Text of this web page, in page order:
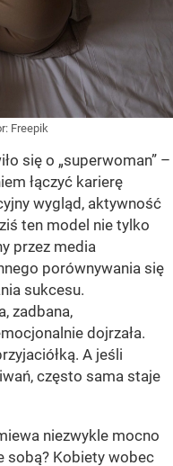
Freepik
się o „superwoman” –
łączyć karierę
wygląd, aktywność
ten model nie tylko
przez media
porównywania się
sukcesu.
zadbana,
dojrzała.
A jeśli
często sama staje
niezwykle mocno
sobą? Kobiety wobec